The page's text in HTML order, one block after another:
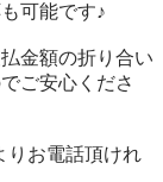
可能です♪
金額の折り合い
ご安心くださ
りお電話頂けれ